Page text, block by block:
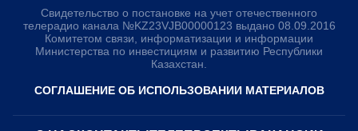
Свидетельство о постановке на учет отечественного
телерадио канала №KZ23VJB00000123 выдано 08.09.2016
Комитетом связи, информатизации и информации
Министерства по инвестициям и развитию Республики
Казахстан.
СОГЛАШЕНИЕ ОБ ИСПОЛЬЗОВАНИИ МАТЕРИАЛОВ